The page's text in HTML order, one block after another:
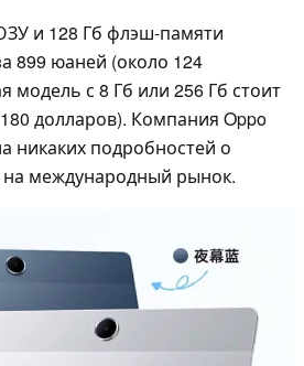
и 128 Гб флэш-памяти
899 юаней (около 124
модель с 8 Гб или 256 Гб стоит
долларов). Компания Oppo
никаких подробностей о
международный рынок.